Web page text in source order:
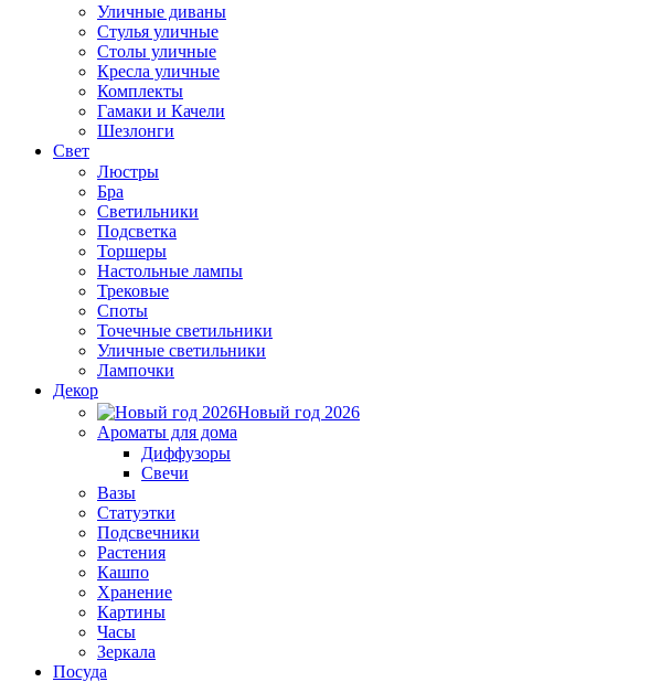
Уличные диваны
Стулья уличные
Столы уличные
Кресла уличные
Комплекты
Гамаки и Качели
Шезлонги
Свет
Люстры
Бра
Светильники
Подсветка
Торшеры
Настольные лампы
Трековые
Споты
Точечные светильники
Уличные светильники
Лампочки
Декор
Новый год 2026
Ароматы для дома
Диффузоры
Свечи
Вазы
Статуэтки
Подсвечники
Растения
Кашпо
Хранение
Картины
Часы
Зеркала
Посуда